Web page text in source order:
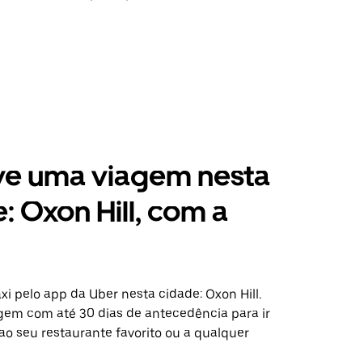
uma viagem nesta
Oxon Hill, com a
pelo app da Uber nesta cidade: Oxon Hill.
com até 30 dias de antecedência para ir
seu restaurante favorito ou a qualquer